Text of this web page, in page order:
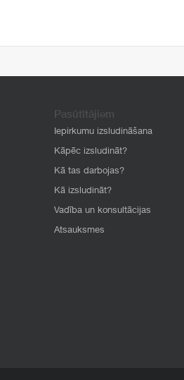
Pasūtītājiem
Iepirkumu izsludināšana
Kāpēc izsludināt?
Kā tas darbojas?
Kā izsludināt?
Vadība un konsultācijas
Atsauksmes